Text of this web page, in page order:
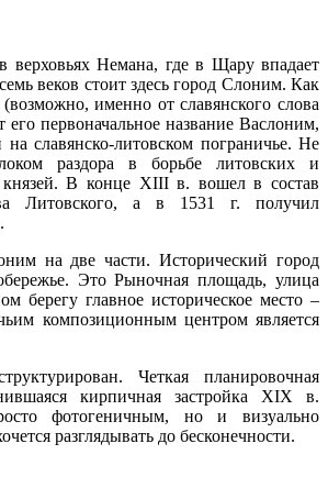
верховьях Немана, где в Щару впадает
веков стоит здесь город Слоним. Как
именно от славянского слова
его первоначальное название Васлоним,
славянско-литовском пограничье. Не
раздора в борьбе литовских и
князей. В конце ХIII в. вошел в состав
Литовского, а в 1531 г. получил
на две части. Исторический город
Это Рыночная площадь, улица
берегу главное историческое место –
композиционным центром является
Четкая планировочная
кирпичная застройка XIX в.
фотогеничным, но и визуально
разглядывать до бесконечности.